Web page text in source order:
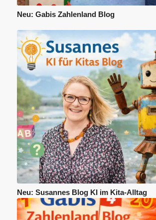
Neu: Gabis Zahlenland Blog
Neu: Susannes Blog KI im Kita-Alltag